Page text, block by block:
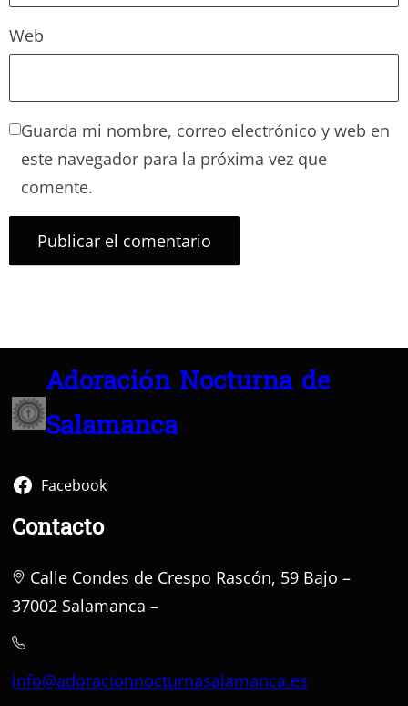
Web
Guarda mi nombre, correo electrónico y web en
este navegador para la próxima vez que
comente.
Adoración Nocturna de
Salamanca
Facebook
Contacto
Calle Condes de Crespo Rascón, 59 Bajo –
37002 Salamanca –
info@adoracionnocturnasalamanca.es